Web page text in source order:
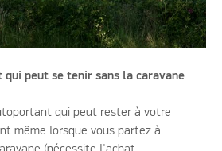
peut se tenir sans la caravane
qui peut rester à votre
même lorsque vous partez à